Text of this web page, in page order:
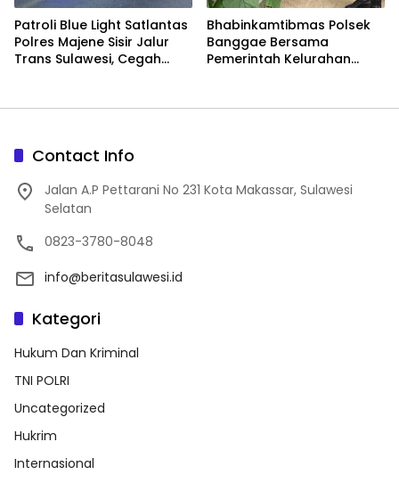
Patroli Blue Light Satlantas
Polres Majene Sisir Jalur
Trans Sulawesi, Cegah
Bhabinkamtibmas Polsek
Banggae Bersama
Pemerintah Kelurahan
Ketahanan Pangan di
Contact Info
Jalan A.P Pettarani No 231 Kota Makassar, Sulawesi
Selatan
0823-3780-8048
info@beritasulawesi.id
Kategori
Hukum Dan Kriminal
TNI POLRI
Uncategorized
Hukrim
Internasional